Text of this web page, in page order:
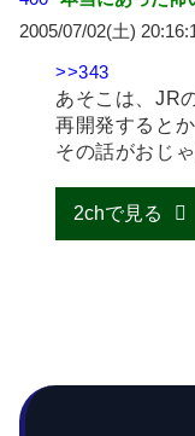
2005/07/02(土)
>>343
あそこは、JR
再開発すると
その話がおじ
2chで見る